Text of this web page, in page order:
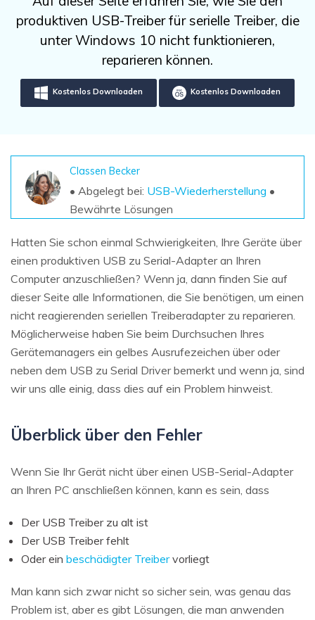
Unbegrenzte Daten vom Mac-System
wiederherstellen
Kostenlos Testen
Weitere Produkte
UBackit - Datensicherung
Datenverlust-Szenarien
ALLE FUNKTIONEN ENTDECKEN
Aktuelles Thema
Sign In
produktiven USB-Treiber für serielle Treiber, die
unter Windows 10 nicht funktionieren,
reparieren können.
Kostenlos Downloaden Kostenlos Downloaden
Classen Becker
• Abgelegt bei: USB-Wiederherstellung •
Bewährte Lösungen
Hatten Sie schon einmal Schwierigkeiten, Ihre Geräte über
einen produktiven USB zu Serial-Adapter an Ihren
Computer anzuschließen? Wenn ja, dann finden Sie auf
dieser Seite alle Informationen, die Sie benötigen, um einen
nicht reagierenden seriellen Treiberadapter zu reparieren.
Möglicherweise haben Sie beim Durchsuchen Ihres
Gerätemanagers ein gelbes Ausrufezeichen über oder
neben dem USB zu Serial Driver bemerkt und wenn ja, sind
wir uns alle einig, dass dies auf ein Problem hinweist.
Überblick über den Fehler
Wenn Sie Ihr Gerät nicht über einen USB-Serial-Adapter
an Ihren PC anschließen können, kann es sein, dass
Der USB Treiber zu alt ist
Der USB Treiber fehlt
Oder ein beschädigter Treibervorliegt
Man kann sich zwar nicht so sicher sein, was genau das
Problem ist, aber es gibt Lösungen, die man anwenden